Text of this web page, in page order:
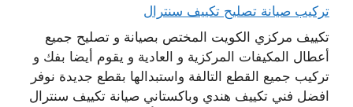
تركيب صيانة تصليح تكييف سنترال
تكييف مركزي الكويت المختص بصيانة و تصليح جميع
أعطال المكيفات المركزية و العادية و يقوم أيضا بفك و
تركيب جميع القطع التالفة واستبدالها بقطع جديدة نوفر
افضل فني تكييف هندي وباكستاني صيانة تكييف سنترال